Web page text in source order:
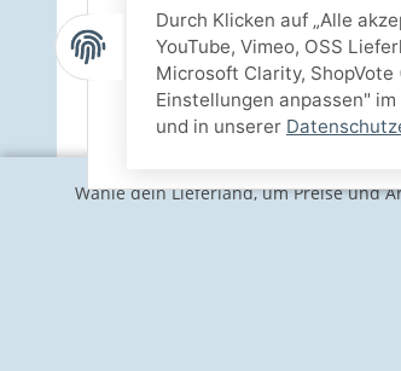
Wähle dein Lieferland, um Preise und
Durch Klicken auf „Alle
YouTube, Vimeo, OSS
Microsoft Clarity,
Einstellungen anpassen"
und in unserer